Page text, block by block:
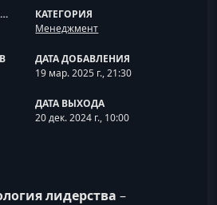
ПРОДОЛЖИТЕЛЬНОСТЬ
КАТЕГОРИЯ
Менеджмент
ДАТА ДОБАВЛЕНИЯ
19 мар. 2025 г., 21:30
ДАТА ВЫХОДА
20 дек. 2024 г., 10:00
лидерства –